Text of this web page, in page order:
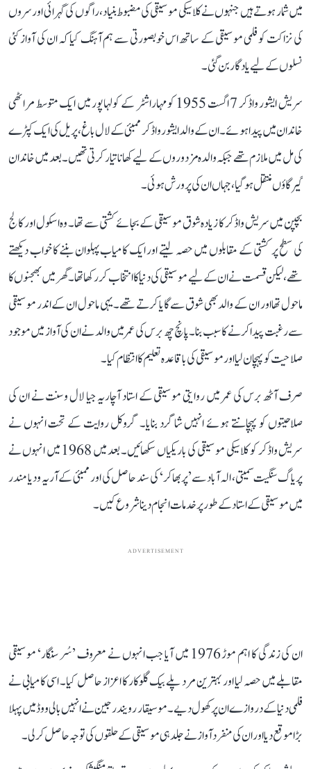
میں شمار ہوتے ہیں جنہوں نے کلاسیکی موسیقی کی مضبوط بنیاد، راگوں کی گہرائی اور سروں
کی نزاکت کو فلمی موسیقی کے ساتھ اس خوبصورتی سے ہم آہنگ کیا کہ ان کی آواز کئی
نسلوں کے لیے یادگار بن گئی۔
سریش ایشور واڈکر 7 اگست 1955 کو مہاراشٹر کے کولہاپور میں ایک متوسط مراٹھی
خاندان میں پیدا ہوئے۔ ان کے والد ایشور واڈکر ممبئی کے لال باغ، پریل کی ایک کپڑے
کی مل میں ملازم تھے جبکہ والدہ مزدوروں کے لیے کھانا تیار کرتی تھیں۔ بعد میں خاندان
گیرگاؤں منتقل ہو گیا، جہاں ان کی پرورش ہوئی۔
بچپن میں سریش واڈکر کا زیادہ شوق موسیقی کے بجائے کشتی سے تھا۔ وہ اسکول اور کالج
کی سطح پر کشتی کے مقابلوں میں حصہ لیتے اور ایک کامیاب پہلوان بننے کا خواب دیکھتے
تھے، لیکن قسمت نے ان کے لیے موسیقی کی دنیا کا انتخاب کر رکھا تھا۔ گھر میں بھجنوں کا
ماحول تھا اور ان کے والد بھی شوق سے گایا کرتے تھے۔ یہی ماحول ان کے اندر موسیقی
سے رغبت پیدا کرنے کا سبب بنا۔ پانچ چھ برس کی عمر میں والد نے ان کی آواز میں موجود
صلاحیت کو پہچان لیا اور موسیقی کی باقاعدہ تعلیم کا انتظام کیا۔
صرف آٹھ برس کی عمر میں روایتی موسیقی کے استاد آچاریہ جیا لال وسنت نے ان کی
صلاحیتوں کو پہچانتے ہوئے انہیں شاگرد بنایا۔ گروکل روایت کے تحت انہوں نے
سریش واڈکر کو کلاسیکی موسیقی کی باریکیاں سکھائیں۔ بعد میں 1968 میں انہوں نے
پریاگ سنگیت سمیتی، الہ آباد سے ’پربھاکر‘ کی سند حاصل کی اور ممبئی کے آریہ ودیا مندر
میں موسیقی کے استاد کے طور پر خدمات انجام دینا شروع کیں۔
ADVERTISEMENT
ان کی زندگی کا اہم موڑ 1976 میں آیا جب انہوں نے معروف ’سُر سنگار‘ موسیقی
مقابلے میں حصہ لیا اور بہترین مرد پلے بیک گلوکار کا اعزاز حاصل کیا۔ اسی کامیابی نے
فلمی دنیا کے دروازے ان پر کھول دیے۔ موسیقار رویندر جین نے انہیں بالی ووڈ میں پہلا
بڑا موقع دیا اور ان کی منفرد آواز نے جلد ہی موسیقی کے حلقوں کی توجہ حاصل کر لی۔